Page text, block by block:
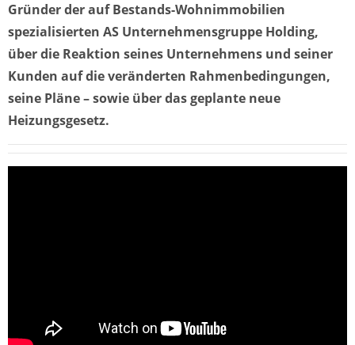
Gründer der auf Bestands-Wohnimmobilien
spezialisierten AS Unternehmensgruppe Holding,
über die Reaktion seines Unternehmens und seiner
Kunden auf die veränderten Rahmenbedingungen,
seine Pläne – sowie über das geplante neue
Heizungsgesetz.